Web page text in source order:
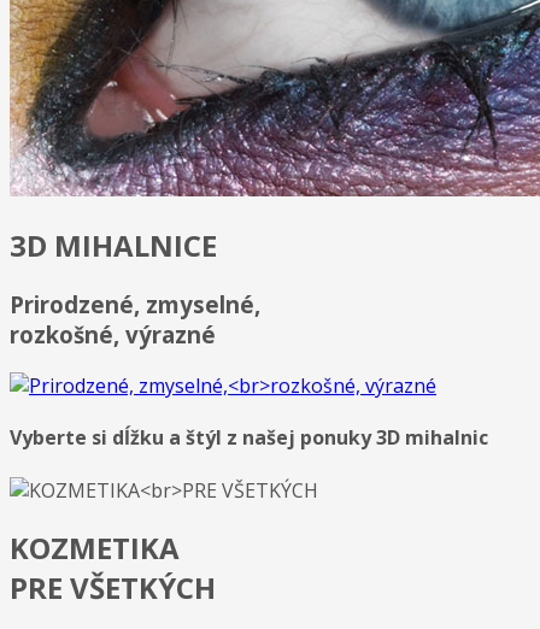
3D MIHALNICE
Prirodzené, zmyselné,
rozkošné, výrazné
Vyberte si dĺžku a štýl z našej ponuky 3D mihalnic
KOZMETIKA
PRE VŠETKÝCH